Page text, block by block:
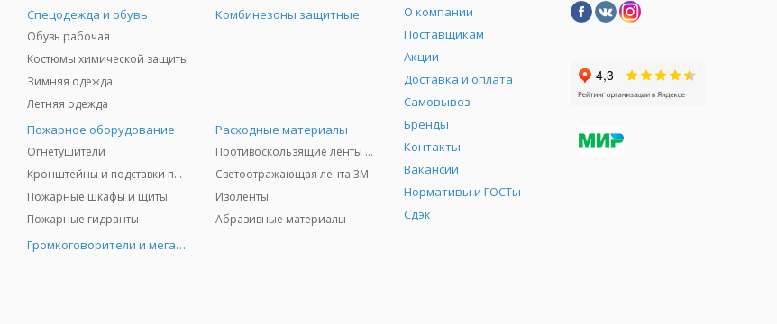
Спецодежда и обувь
Обувь рабочая
Костюмы химической защиты
Зимняя одежда
Летняя одежда
Комбинезоны защитные
Пожарное оборудование
Огнетушители
Кронштейны и подставки под огнетушители
Пожарные шкафы и щиты
Пожарные гидранты
Расходные материалы
Противоскользящие ленты 3М
Светоотражающая лента 3M
Изоленты
Абразивные материалы
Громкоговорители и мегафоны
О компании
Поставщикам
Акции
Доставка и оплата
Самовывоз
Бренды
Контакты
Вакансии
Нормативы и ГОСТы
Сдэк